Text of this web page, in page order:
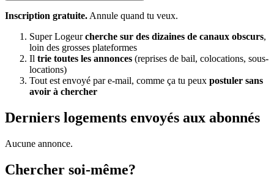
Inscription gratuite. Annule quand tu veux.
Super Logeurcherche sur des dizaines de canaux obscurs,
loin des grosses plateformes
Il trie toutes les annonces (reprises de bail, colocations, sous-
locations)
Tout est envoyé par e-mail, comme ça tu peux postuler sans
avoir à chercher
Derniers logements envoyés aux abonnés
Aucune annonce.
Chercher soi-même?